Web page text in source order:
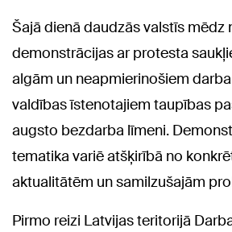
Šajā dienā daudzās valstīs mēdz
demonstrācijas ar protesta
algām un neapmierinošiem
valdības īstenotajiem taupības
augsto bezdarba līmeni.
tematika variē atšķirībā no
aktualitātēm un samilzušajām
Pirmo reizi Latvijas teritorijā